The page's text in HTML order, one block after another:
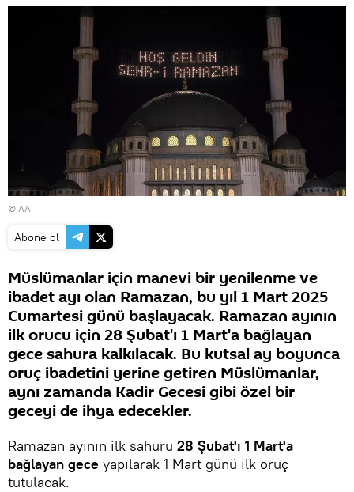
© AA
Abone ol
Müslümanlar için manevi bir yenilenme ve
ibadet ayı olan Ramazan, bu yıl 1 Mart 2025
Cumartesi günü başlayacak. Ramazan ayının
ilk orucu için 28 Şubat'ı 1 Mart'a bağlayan
gece sahura kalkılacak. Bu kutsal ay boyunca
oruç ibadetini yerine getiren Müslümanlar,
aynı zamanda Kadir Gecesi gibi özel bir
geceyi de ihya edecekler.
Ramazan ayının ilk sahuru 28 Şubat'ı 1 Mart'a
bağlayan gece yapılarak 1 Mart günü ilk oruç
tutulacak.